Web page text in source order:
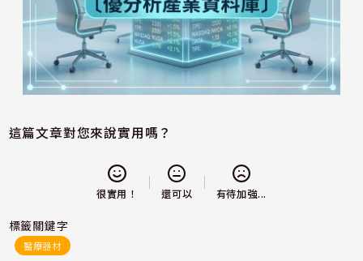
這篇文章對您來說實用嗎？
很實用！ 還可以 有待加強...
標籤關鍵字
醫療器材